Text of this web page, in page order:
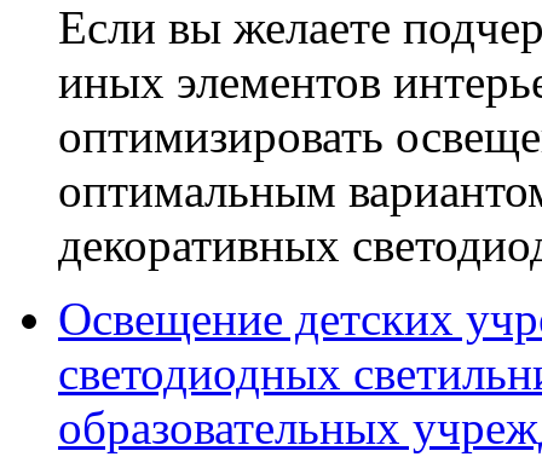
Если вы желаете
иных элементов
оптимизировать
оптимальным
декоративных
Освещение детских
светодиодных
образовательных